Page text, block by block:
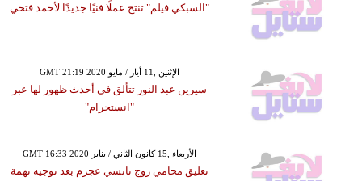
"السبكي فيلم" تنتج عملًا فنيًا جديدًا لأحمد فتحي
GMT 21:19 2020 الإثنين ,11 أيار / مايو
سيرين عبد النور تتألق في أحدث ظهور لها عبر
"انستجرام"
GMT 16:33 2020 الأربعاء ,15 كانون الثاني / يناير
تعليق محامي زوج نانسي عجرم بعد توجيه تهمة